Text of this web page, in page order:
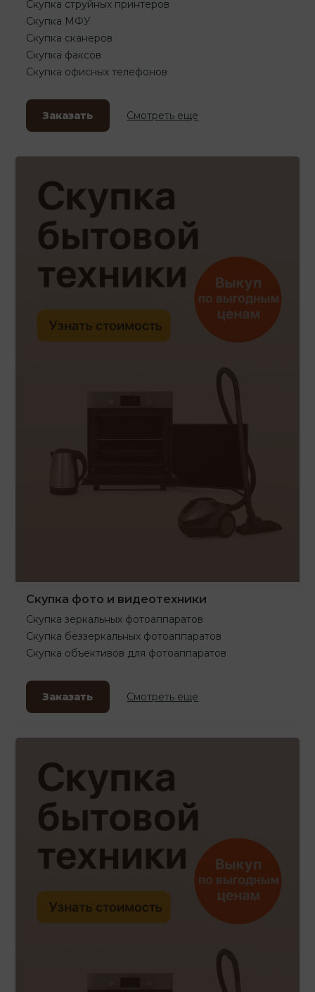
Скупка струйных принтеров
Скупка МФУ
Скупка сканеров
Скупка факсов
Скупка офисных телефонов
Заказать Смотреть еще
Скупка фото и видеотехники
Скупка зеркальных фотоаппаратов
Скупка беззеркальных фотоаппаратов
Скупка объективов для фотоаппаратов
Заказать Смотреть еще